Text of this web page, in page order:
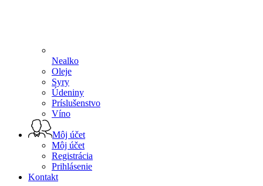
Nealko
Oleje
Syry
Údeniny
Príslušenstvo
Víno
Môj účet
Môj účet
Registrácia
Prihlásenie
Kontakt